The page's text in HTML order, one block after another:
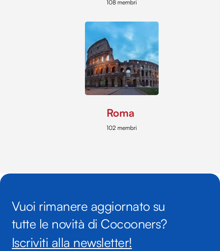
108 membri
Roma
102 membri
Vuoi rimanere aggiornato su
tutte le novità di Cocooners?
Iscriviti alla newsletter!